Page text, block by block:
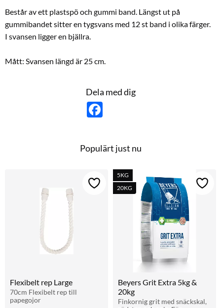
Består av ett plastspö och gummi band. Längst ut på
gummibandet sitter en tygsvans med 12 st band i olika färger.
I svansen ligger en bjällra.
Mått: Svansen längd är 25 cm.
Dela med dig
F
o
o
Populärt just nu
Flexibelt rep Large
70cm Flexibelt rep till
papegojor
Lägg till i favoriter
Beyers Grit Extra 5kg &
20kg
Finkornig grit med snäckskal,
5KG
20KG
Lägg